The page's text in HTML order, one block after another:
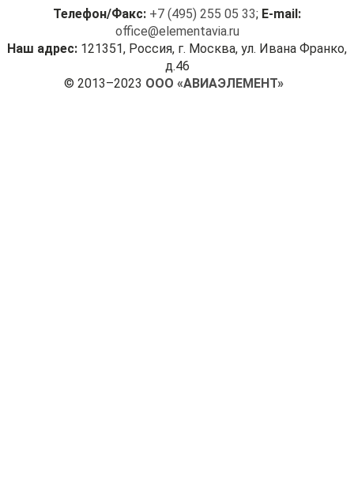
Телефон/Факс: +7 (495) 255 05 33; E-mail:
office@elementavia.ru
Наш адрес: 121351, Россия, г. Москва, ул. Ивана Франко,
д.46
© 2013–2023 ООО «АВИАЭЛЕМЕНТ»